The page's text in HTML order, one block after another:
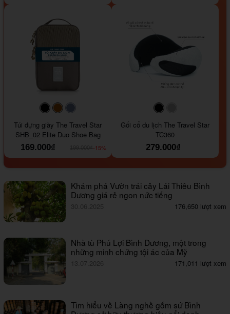
#000000#964B00
Túi đựng giày The Travel Star
SHB_02 Elite Duo Shoe Bag
169.000₫
-15%
#000000
Gối cổ du lịch The Travel Star
TC360
279.000₫
Khám phá Vườn trái cây Lái Thiêu Bình
Dương giá rẻ ngon nức tiếng
30.06.2025 176,650 lượt xem
Nhà tù Phú Lợi Bình Dương, một trong
những minh chứng tội ác của Mỹ
13.07.2026 171,011 lượt xem
Tìm hiểu về Làng nghề gốm sứ Bình